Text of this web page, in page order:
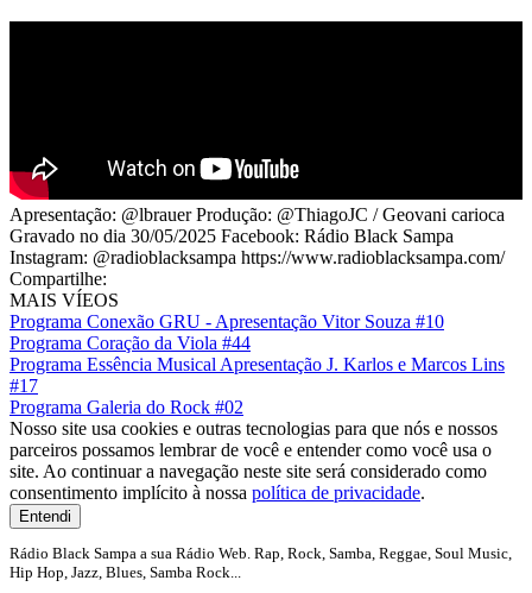
Apresentação: @lbrauer Produção: @ThiagoJC / Geovani carioca
Gravado no dia 30/05/2025 Facebook: Rádio Black Sampa
Instagram: @radioblacksampa https://www.radioblacksampa.com/
Compartilhe:
MAIS VÍEOS
Programa Conexão GRU - Apresentação Vitor Souza #10
Programa Coração da Viola #44
Programa Essência Musical Apresentação J. Karlos e Marcos Lins
#17
Programa Galeria do Rock #02
Nosso site usa cookies e outras tecnologias para que nós e nossos
parceiros possamos lembrar de você e entender como você usa o
site. Ao continuar a navegação neste site será considerado como
consentimento implícito à nossa política de privacidade.
Entendi
Rádio Black Sampa a sua Rádio Web. Rap, Rock, Samba, Reggae, Soul Music,
Hip Hop, Jazz, Blues, Samba Rock...